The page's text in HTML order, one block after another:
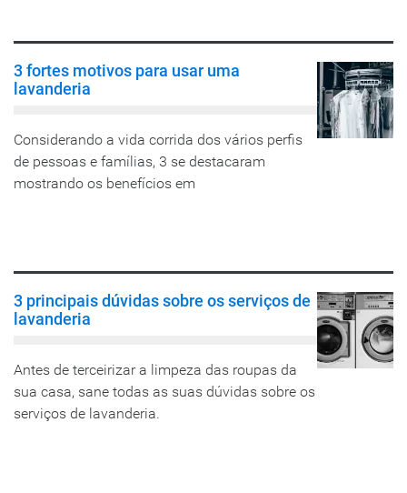
3 fortes motivos para usar uma
lavanderia
Considerando a vida corrida dos vários perfis
de pessoas e famílias, 3 se destacaram
mostrando os benefícios em
3 principais dúvidas sobre os serviços de
lavanderia
Antes de terceirizar a limpeza das roupas da
sua casa, sane todas as suas dúvidas sobre os
serviços de lavanderia.